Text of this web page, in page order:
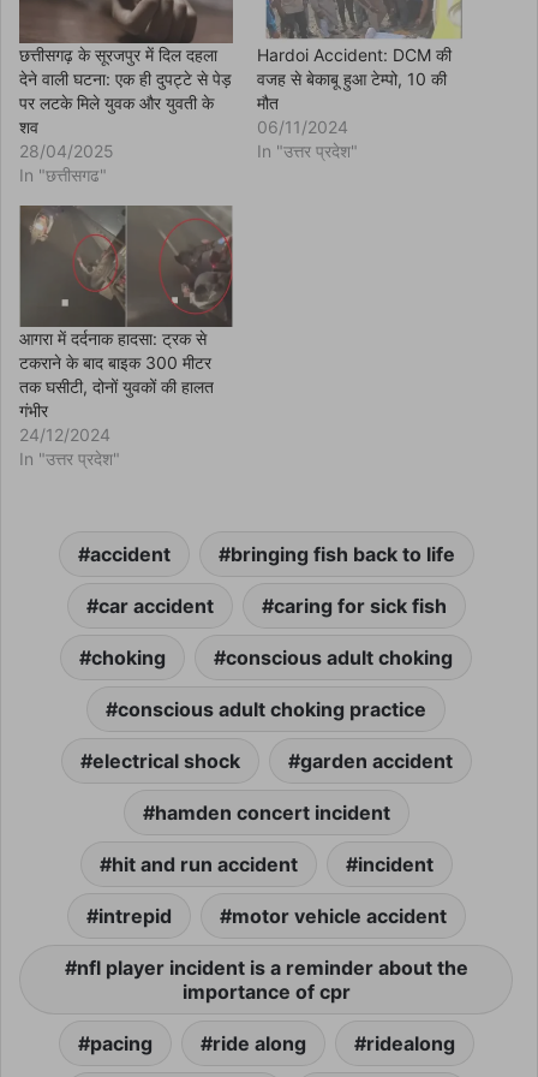
n
n
n
e
w
w
n
d
o
)
छत्तीसगढ़ के सूरजपुर में दिल दहला
देने वाली घटना: एक ही दुपट्टे से पेड़
पर लटके मिले युवक और युवती के
शव
28/04/2025
In "छत्तीसगढ"
Hardoi Accident: DCM की
वजह से बेकाबू हुआ टेम्पो, 10 की
मौत
06/11/2024
In "उत्तर प्रदेश"
आगरा में दर्दनाक हादसा: ट्रक से
टकराने के बाद बाइक 300 मीटर
तक घसीटी, दोनों युवकों की हालत
गंभीर
24/12/2024
In "उत्तर प्रदेश"
accident bringing fish back to life
car accident caring for sick fish
choking conscious adult choking
conscious adult choking practice
electrical shock garden accident
hamden concert incident
hit and run accident incident
intrepid motor vehicle accident
nfl player incident is a reminder about the
importance of cpr
pacing ride along ridealong